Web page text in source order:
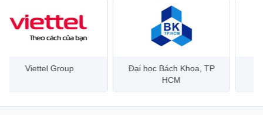
Đại học Bách Khoa, TP
Bưu điện Việt Nam –
Vietnam Post